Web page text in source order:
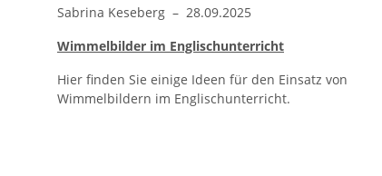
Sabrina Keseberg – 28.09.2025
Wimmelbilder im Englischunterricht
Hier finden Sie einige Ideen für den Einsatz von
Wimmelbildern im Englischunterricht.